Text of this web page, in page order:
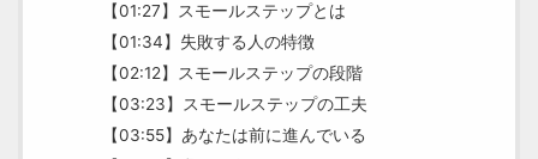
【01:27】スモールステップとは
【01:34】失敗する人の特徴
【02:12】スモールステップの段階
【03:23】スモールステップの工夫
【03:55】あなたは前に進んでいる